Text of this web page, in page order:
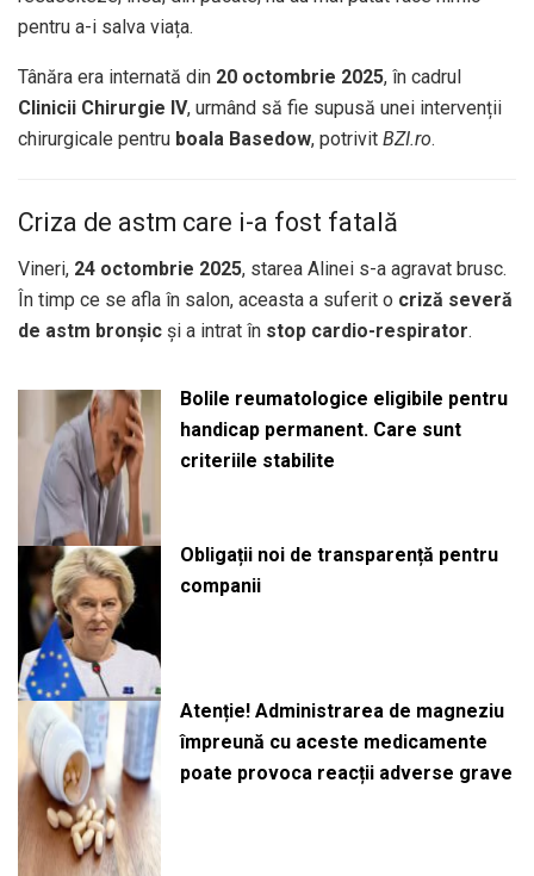
pentru a-i salva viața.
Tânăra era internată din 20 octombrie 2025, în cadrul
Clinicii Chirurgie IV, urmând să fie supusă unei intervenții
chirurgicale pentru boala Basedow, potrivit BZI.ro.
Criza de astm care i-a fost fatală
Vineri, 24 octombrie 2025, starea Alinei s-a agravat brusc.
În timp ce se afla în salon, aceasta a suferit o criză severă
de astm bronșic și a intrat în stop cardio-respirator.
Bolile reumatologice eligibile pentru
handicap permanent. Care sunt
criteriile stabilite
Obligații noi de transparență pentru
companii
Atenție! Administrarea de magneziu
împreună cu aceste medicamente
poate provoca reacții adverse grave